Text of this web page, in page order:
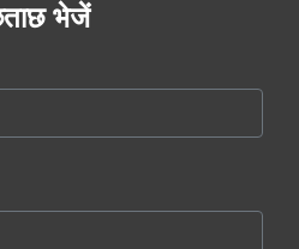
भेजें